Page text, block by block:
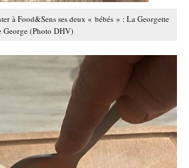
à Food&Sens ses deux « bébés » : La Georgette
George (Photo DHV)